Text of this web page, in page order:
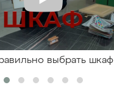
выбрать шкаф